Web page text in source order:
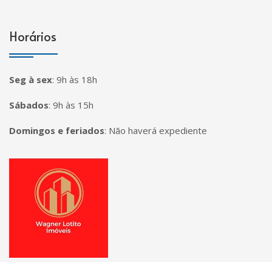
Horários
Seg à sex: 9h às 18h
Sábados: 9h às 15h
Domingos e feriados: Não haverá expediente
Página inicial